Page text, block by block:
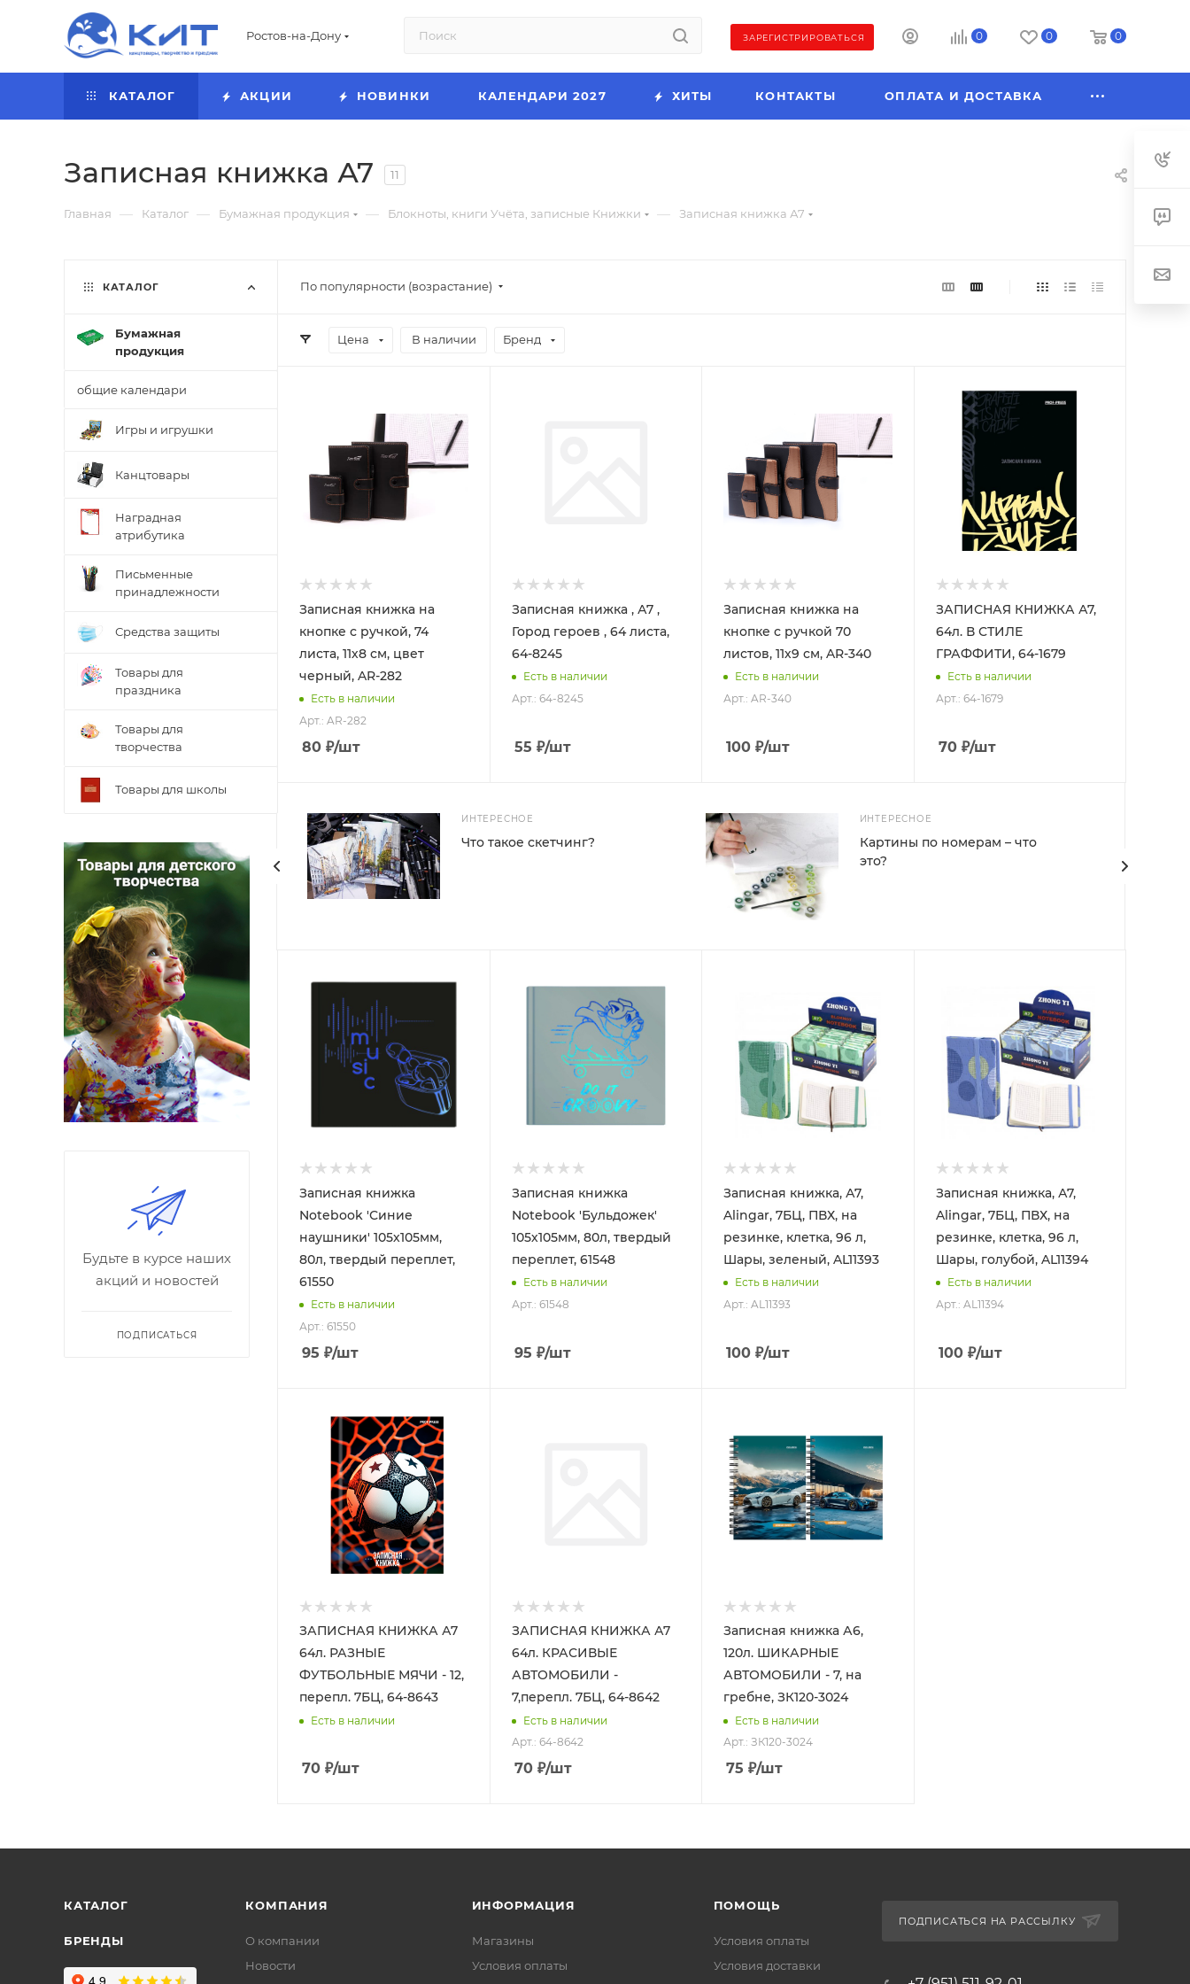
Ростов-на-Дону ЗАРЕГИСТРИРОВАТЬСЯ 0 0 0
КАТАЛОГ АКЦИИ НОВИНКИ КАЛЕНДАРИ 2027 ХИТЫ КОНТАКТЫ ОПЛАТА И ДОСТАВКА
Записная книжка А7 11
Главная — Каталог — Бумажная продукция — Блокноты, книги Учёта, записные Книжки — Записная книжка А7
По популярности (возрастание)
Цена В наличии Бренд
Записная книжка на
кнопке с ручкой, 74
листа, 11х8 см, цвет
черный, AR-282
Есть в наличии
Арт.: AR-282
80 ₽/шт
Записная книжка , А7 ,
Город героев , 64 листа,
64-8245
Есть в наличии
Арт.: 64-8245
55 ₽/шт
Записная книжка на
кнопке с ручкой 70
листов, 11х9 см, AR-340
Есть в наличии
Арт.: AR-340
100 ₽/шт
ЗАПИСНАЯ КНИЖКА А7,
64л. В СТИЛЕ
ГРАФФИТИ, 64-1679
Есть в наличии
Арт.: 64-1679
70₽/шт
ИНТЕРЕСНОЕ
Что такое скетчинг?
ИНТЕРЕСНОЕ
Картины по номерам – что
это?
Записная книжка
Notebook 'Синие
наушники' 105х105мм,
80л, твердый переплет,
61550
Есть в наличии
Арт.: 61550
95 ₽/шт
Записная книжка
Notebook 'Бульдожек'
105х105мм, 80л, твердый
переплет, 61548
Есть в наличии
Арт.: 61548
95 ₽/шт
Записная книжка, А7,
Alingar, 7БЦ, ПВХ, на
резинке, клетка, 96 л,
Шары, зеленый, AL11393
Есть в наличии
Арт.: AL11393
100 ₽/шт
Записная книжка, А7,
Alingar, 7БЦ, ПВХ, на
резинке, клетка, 96 л,
Шары, голубой, AL11394
Есть в наличии
Арт.: AL11394
100₽/шт
ЗАПИСНАЯ КНИЖКА А7
64л. РАЗНЫЕ
ФУТБОЛЬНЫЕ МЯЧИ - 12,
перепл. 7БЦ, 64-8643
Есть в наличии
70 ₽/шт
ЗАПИСНАЯ КНИЖКА А7
64л. КРАСИВЫЕ
АВТОМОБИЛИ -
7,перепл. 7БЦ, 64-8642
Есть в наличии
Арт.: 64-8642
70₽/шт
Записная книжка А6,
120л. ШИКАРНЫЕ
АВТОМОБИЛИ - 7, на
гребне, ЗК120-3024
Есть в наличии
Арт.: ЗК120-3024
75 ₽/шт
КАТАЛОГ
Бумажная
продукция
общие календари
Игры и игрушки
Канцтовары
Наградная
атрибутика
Письменные
принадлежности
Средства защиты
Товары для
праздника
Товары для
творчества
Товары для школы
Будьте в курсе наших
акций и новостей
ПОДПИСАТЬСЯ
КАТАЛОГ
БРЕНДЫ
КОМПАНИЯ
О компании
Новости
ИНФОРМАЦИЯ
Магазины
Условия оплаты
ПОМОЩЬ
Условия оплаты
Условия доставки
ПОДПИСАТЬСЯ НА РАССЫЛКУ